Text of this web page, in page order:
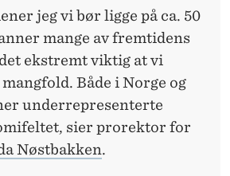
jeg vi bør ligge på ca. 50
mange av fremtidens
ekstremt viktig at vi
Både i Norge og
underrepresenterte
sier prorektor for
Nøstbakken.